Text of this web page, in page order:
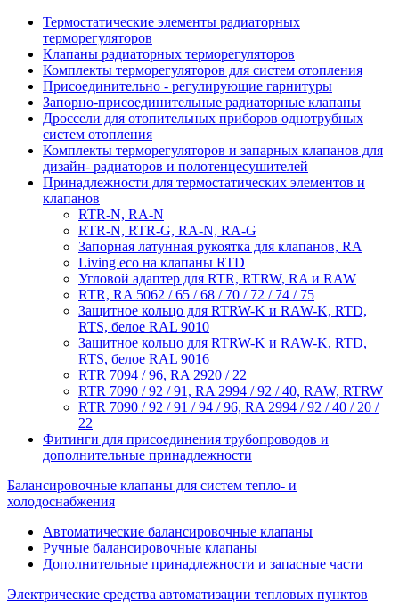
Термостатические элементы радиаторных
терморегуляторов
Клапаны радиаторных терморегуляторов
Комплекты терморегуляторов для систем отопления
Присоединительно - регулирующие гарнитуры
Запорно-присоединительные радиаторные клапаны
Дроссели для отопительных приборов однотрубных
систем отопления
Комплекты терморегуляторов и запарных клапанов для
дизайн- радиаторов и полотенцесушителей
Принадлежности для термостатических элементов и
клапанов
RTR-N, RA-N
RTR-N, RTR-G, RA-N, RA-G
Запорная латунная рукоятка для клапанов, RA
Living eco на клапаны RTD
Угловой адаптер для RTR, RTRW, RA и RAW
RTR, RA 5062 / 65 / 68 / 70 / 72 / 74 / 75
Защитное кольцо для RTRW-K и RAW-K, RTD,
RTS, белое RAL 9010
Защитное кольцо для RTRW-K и RAW-K, RTD,
RTS, белое RAL 9016
RTR 7094 / 96, RA 2920 / 22
RTR 7090 / 92 / 91, RA 2994 / 92 / 40, RAW, RTRW
RTR 7090 / 92 / 91 / 94 / 96, RA 2994 / 92 / 40 / 20 /
22
Фитинги для присоединения трубопроводов и
дополнительные принадлежности
Балансировочные клапаны для систем тепло- и
холодоснабжения
Автоматические балансировочные клапаны
Ручные балансировочные клапаны
Дополнительные принадлежности и запасные части
Электрические средства автоматизации тепловых пунктов